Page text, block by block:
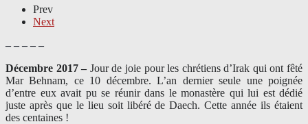
Prev
Next
– – – – –
Décembre 2017 – Jour de joie pour les chrétiens d’Irak qui ont fêté
Mar Behnam, ce 10 décembre. L’an dernier seule une poignée
d’entre eux avait pu se réunir dans le monastère qui lui est dédié
juste après que le lieu soit libéré de Daech. Cette année ils étaient
des centaines !